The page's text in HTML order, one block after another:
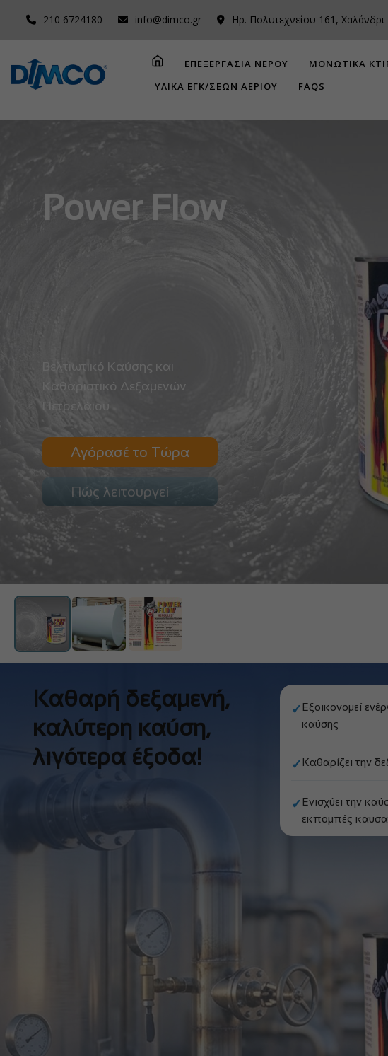
210 6724180 info@dimco.gr Ηρ. Πολυτεχνείου 161, Χαλάνδρι
ΕΠΕΞΕΡΓΑΣΙΑ ΝΕΡΟΥ ΜΟΝΩΤΙΚΑ
ΥΛΙΚΑ ΕΓΚ/ΣΕΩΝ ΑΕΡΙΟΥ
FAQS
Power Flow
Βελτιωτικό Καύσης και
Καθαριστικό Δεξαμενών
Πετρελάιου
Αγόρασέ το Τώρα
Πώς λειτουργεί
Καθαρή δεξαμενή,
καλύτερη καύση,
λιγότερα έξοδα!
✓ Εξοικονομεί
καύσης
✓ Καθαρίζει την
✓ Ενισχύει την
εκπομπές